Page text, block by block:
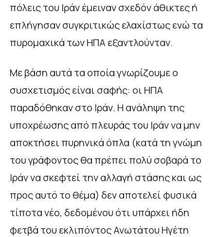
πόλεις του Ιράν έμειναν σχεδόν άθικτες ή
επλήγησαν συγκριτικώς ελαχίστως ενώ τα
πυρομαχικά των ΗΠΑ εξαντλούνταν.
Με βάση αυτά τα οποία γνωρίζουμε ο
συσχετισμός είναι σαφής: οι ΗΠΑ
παραδόθηκαν στο Ιράν. Η ανάληψη της
υποχρέωσης από πλευράς του Ιράν να μην
αποκτήσει πυρηνικά όπλα (κατά τη γνώμη
του γράφοντος θα πρέπει πολύ σοβαρά το
Ιράν να σκεφτεί την αλλαγή στάσης και ως
προς αυτό το θέμα) δεν αποτελεί φυσικά
τίποτα νέο, δεδομένου ότι υπάρχει ήδη
φετβά του εκλιπόντος Ανωτάτου Ηγέτη